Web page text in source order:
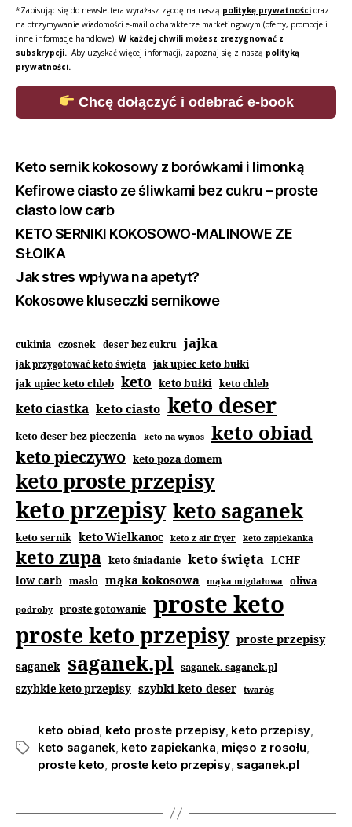
*Zapisując się do newslettera wyrażasz zgodę na naszą politykę prywatności oraz
na otrzymywanie wiadomości e-mail o charakterze marketingowym (oferty, promocje i
inne informacje handlowe). W każdej chwili możesz zrezygnować z
subskrypcji. Aby uzyskać więcej informacji, zapoznaj się z naszą polityką
prywatności.
Chcę dołączyć i odebrać e-book
Keto sernik kokosowy z borówkami i limonką
Kefirowe ciasto ze śliwkami bez cukru – proste
ciasto low carb
KETO SERNIKI KOKOSOWO-MALINOWE ZE
SŁOIKA
Jak stres wpływa na apetyt?
Kokosowe kluseczki sernikowe
cukinia czosnek deser bez cukru jajka
jak przygotować keto święta jak upiec keto bułki
jak upiec keto chleb keto keto bułki keto chleb
keto ciastka keto ciasto keto deser
keto deser bez pieczenia keto na wynos keto obiad
keto pieczywo keto poza domem
keto proste przepisy
keto przepisy keto saganek
keto sernik keto Wielkanoc keto z air fryer keto zapiekanka
keto zupa keto śniadanie keto święta LCHF
low carb masło mąka kokosowa mąka migdałowa oliwa
podroby proste gotowanie proste keto
proste keto przepisy proste przepisy
saganek saganek.pl saganek. saganek.pl
szybkie keto przepisy szybki keto deser twaróg
keto obiad, keto proste przepisy, keto przepisy,
keto saganek, keto zapiekanka, mięso z rosołu,
proste keto, proste keto przepisy, saganek.pl